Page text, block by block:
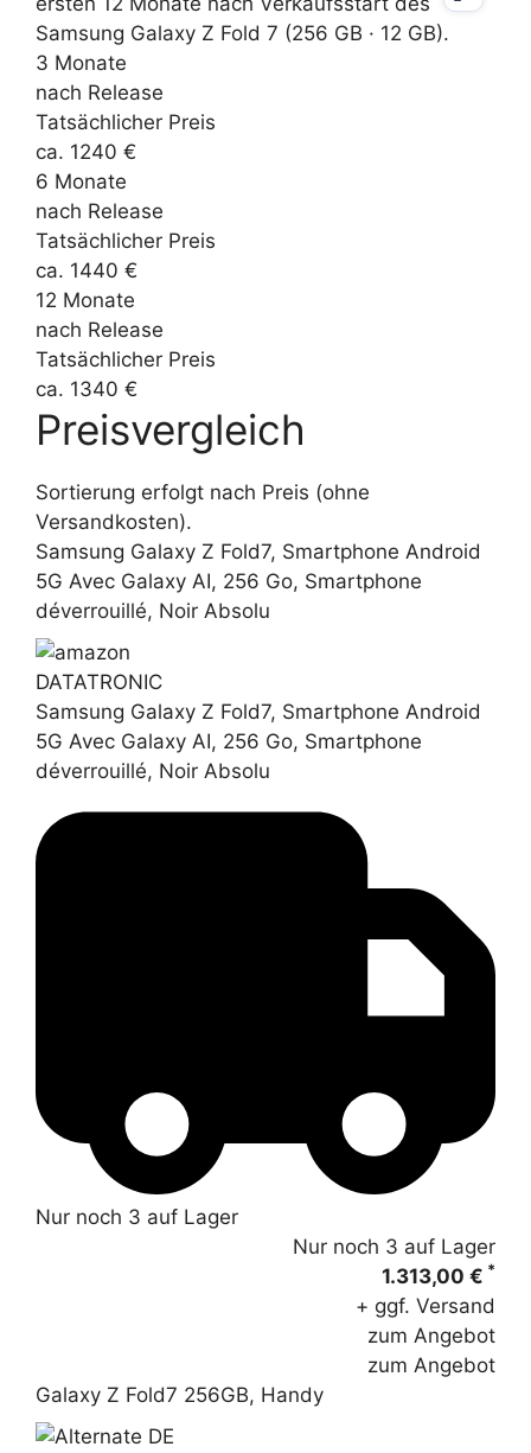
3 Monate
nach Release
Tatsächlicher Preis
ca. 1240 €
6 Monate
nach Release
Tatsächlicher Preis
ca. 1440 €
12 Monate
nach Release
Tatsächlicher Preis
ca. 1340 €
Preisvergleich
Sortierung erfolgt nach Preis (ohne
Versandkosten).
Samsung Galaxy Z Fold7, Smartphone Android
5G Avec Galaxy AI, 256 Go, Smartphone
déverrouillé, Noir Absolu
DATATRONIC
Samsung Galaxy Z Fold7, Smartphone Android
5G Avec Galaxy AI, 256 Go, Smartphone
déverrouillé, Noir Absolu
Nur noch 3 auf Lager
Nur noch 3 auf Lager
1.313,00 € *
+ ggf. Versand
zum Angebot
zum Angebot
Galaxy Z Fold7 256GB, Handy